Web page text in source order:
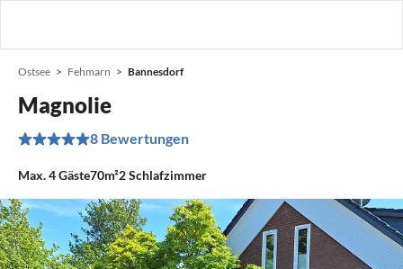
Ostsee Fehmarn Bannesdorf
Magnolie
8 Bewertungen
Max.4Gäste70m²2Schlafzimmer